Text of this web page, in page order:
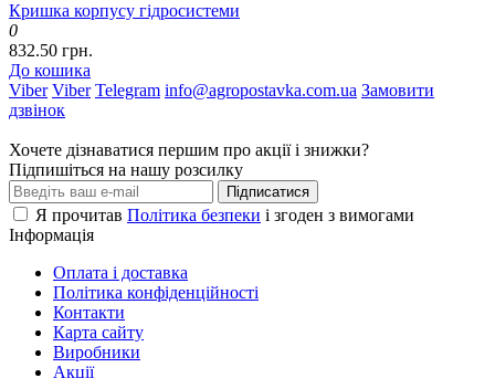
Кришка корпусу гідросистеми
0
832.50 грн.
До кошика
Viber Viber Telegram info@agropostavka.com.ua Замовити
дзвінок
Хочете дізнаватися першим про акції і знижки?
Підпишіться на нашу розсилку
Підписатися
Я прочитав Політика безпеки і згоден з вимогами
Інформація
Оплата і доставка
Політика конфіденційності
Контакти
Карта сайту
Виробники
Акції